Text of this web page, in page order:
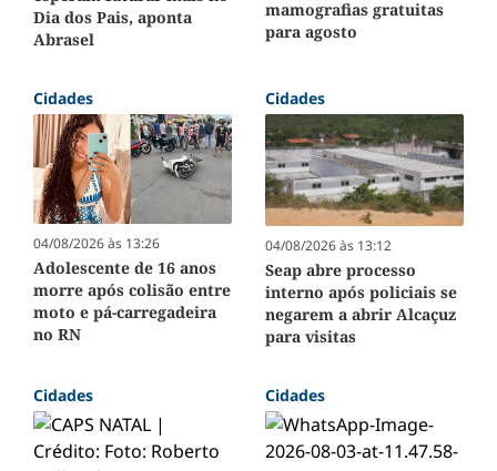
Dia dos Pais, aponta
Abrasel
mamografias gratuitas
para agosto
Cidades
04/08/2026 às 13:26
Adolescente de 16 anos
morre após colisão entre
moto e pá-carregadeira
no RN
Cidades
04/08/2026 às 13:12
Seap abre processo
interno após policiais se
negarem a abrir Alcaçuz
para visitas
Cidades Cidades